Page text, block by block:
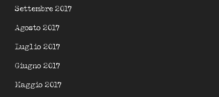
Settembre 2017
Agosto 2017
Luglio 2017
Giugno 2017
Maggio 2017